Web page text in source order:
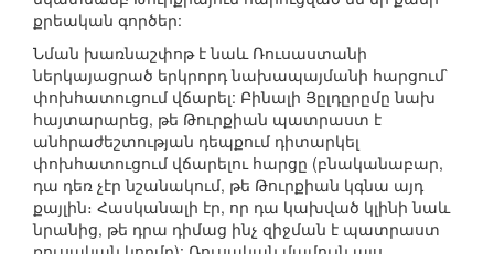
քրեական գործեր:
Նման խառնաշփոթ է նաև Ռուսաստանի
ներկայացրած երկրորդ նախապայմանի հարցում`
փոխհատուցում վճարել: Բինալի Յըլդըրըմը նախ
հայտարարեց, թե Թուրքիան պատրաստ է
անհրաժեշտության դեպքում դիտարկել
փոխհատուցում վճարելու հարցը (բնականաբար,
դա դեռ չէր նշանակում, թե Թուրքիան կգնա այդ
քայլին։ Հասկանալի էր, որ դա կախված կլինի նաև
նրանից, թե դրա դիմաց ինչ զիջման է պատրաստ